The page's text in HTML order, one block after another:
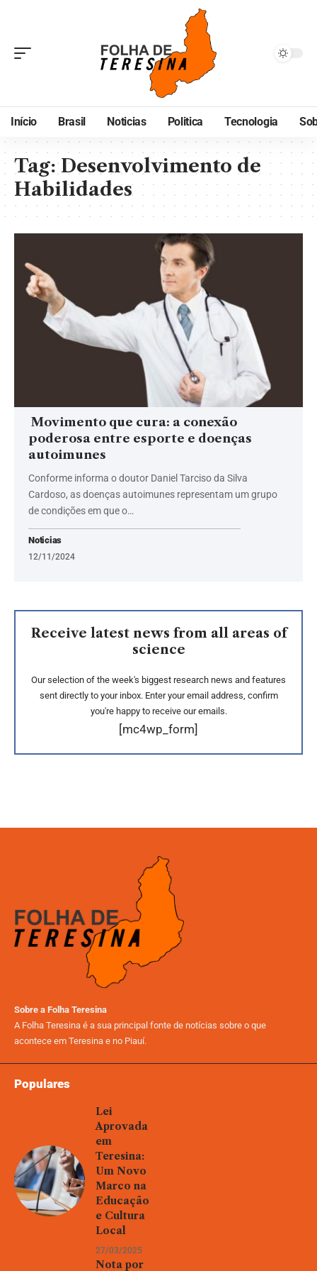
Início Brasil Noticias Politica Tecnologia
Tag:Desenvolvimento de
Habilidades
Movimento que cura: a conexão
poderosa entre esporte e doenças
autoimunes
Conforme informa o doutor Daniel Tarciso da Silva
Cardoso, as doenças autoimunes representam um grupo
de condições em que o…
Noticias
12/11/2024
Receive latest news from all areas of
science
Our selection of the week's biggest research news and features
sent directly to your inbox. Enter your email address, confirm
you're happy to receive our emails.
[mc4wp_form]
Sobre a Folha Teresina
A Folha Teresina é a sua principal fonte de notícias sobre o que
acontece em Teresina e no Piauí.
Populares
Lei
Aprovada
em
Teresina:
Um Novo
Marco na
Educação
e Cultura
Local
27/03/2025
Nota por